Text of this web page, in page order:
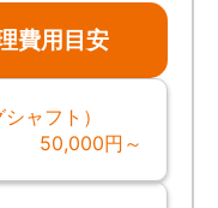
費用目安
ャフト）
50,000円～